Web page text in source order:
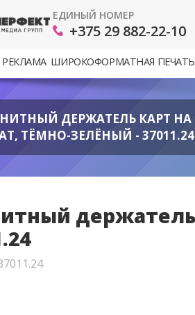
ЕДИНЫЙ НОМЕР
+375 29 882-22-10
ШИРОКОФОРМАТНАЯ ПЕЧАТЬ
ДЕРЖАТЕЛЬ КАРТ НА
ТЁМНО-ЗЕЛЁНЫЙ - 37011.24
держатель